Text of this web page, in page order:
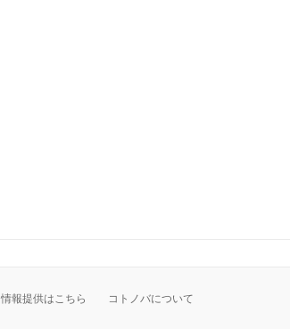
情報提供はこちら コトノバについて